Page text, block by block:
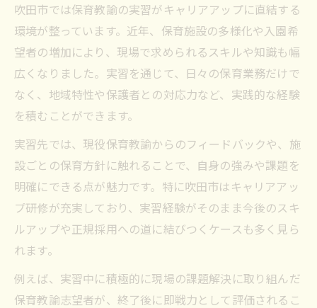
吹田市では保育教諭の実習がキャリアアップに直結する
環境が整っています。近年、保育施設の多様化や入園希
望者の増加により、現場で求められるスキルや知識も幅
広くなりました。実習を通じて、日々の保育業務だけで
なく、地域特性や保護者との対応力など、実践的な経験
を積むことができます。
実習先では、現役保育教諭からのフィードバックや、施
設ごとの保育方針に触れることで、自身の強みや課題を
明確にできる点が魅力です。特に吹田市はキャリアアッ
プ研修が充実しており、実習経験がそのまま今後のスキ
ルアップや正規採用への道に結びつくケースも多く見ら
れます。
例えば、実習中に積極的に現場の課題解決に取り組んだ
保育教諭志望者が、終了後に即戦力として評価されるこ